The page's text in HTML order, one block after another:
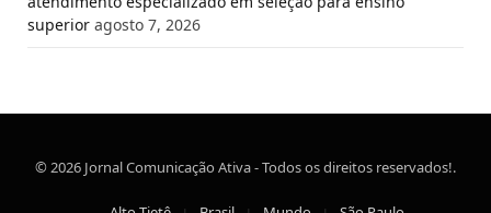
superior agosto 7, 2026
© 2026 Jornal Comunicação Ativa - Todos os direitos reservados!.